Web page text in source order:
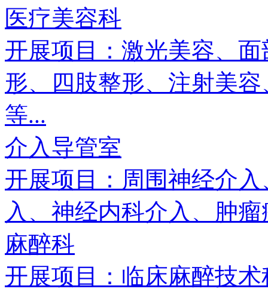
医疗美容科
开展项目：激光美容、
形、四肢整形、注射美
等...
介入导管室
开展项目：周围神经介
入、神经内科介入、肿
麻醉科
开展项目：临床麻醉技